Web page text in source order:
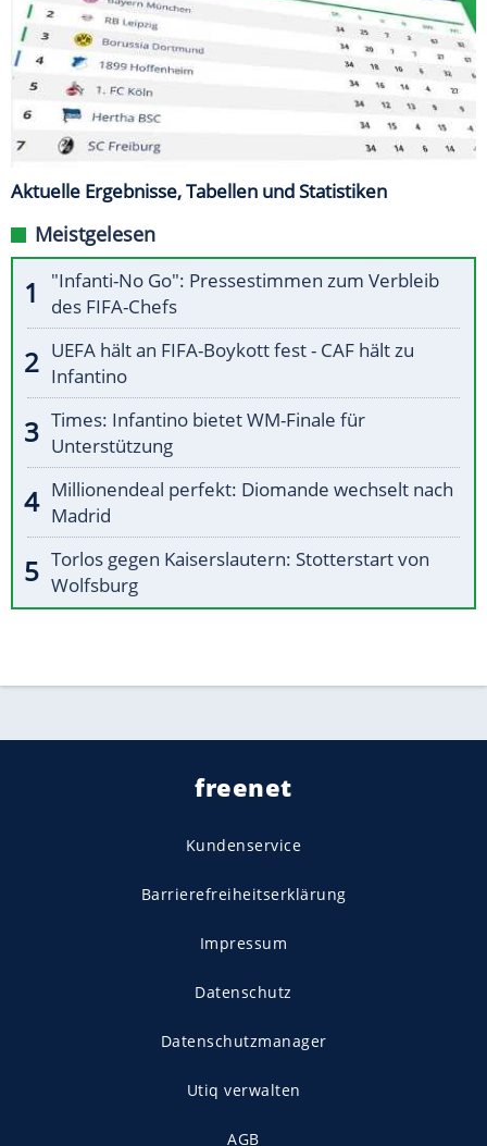
Aktuelle Ergebnisse, Tabellen und Statistiken
Meistgelesen
"Infanti-No Go": Pressestimmen zum Verbleib
des FIFA-Chefs
UEFA hält an FIFA-Boykott fest - CAF hält zu
Infantino
Times: Infantino bietet WM-Finale für
Unterstützung
Millionendeal perfekt: Diomande wechselt nach
Madrid
Torlos gegen Kaiserslautern: Stotterstart von
Wolfsburg
freenet
Kundenservice
Barrierefreiheitserklärung
Impressum
Datenschutz
Datenschutzmanager
Utiq verwalten
AGB